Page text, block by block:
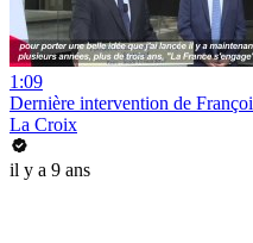
1:09
Dernière intervention de
La Croix
il y a 9 ans